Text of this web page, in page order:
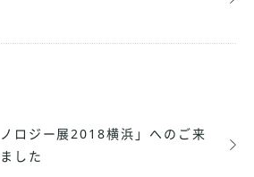
ロジー展2018横浜」へのご来
した